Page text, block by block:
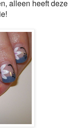
alleen heeft deze